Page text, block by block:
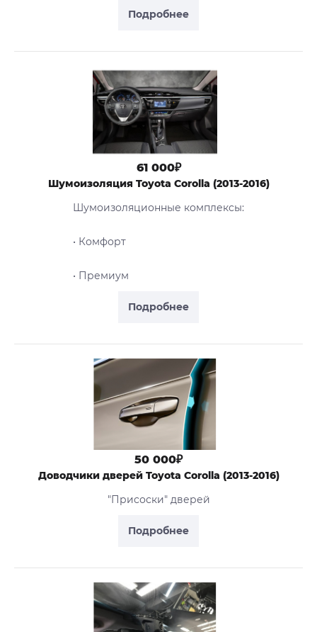
Подробнее
Подробнее
61 000₽
Шумоизоляция Toyota Corolla (2013-2016)
Шумоизоляционные комплексы:
• Комфорт
• Премиум
Подробнее
50 000₽
Доводчики дверей Toyota Corolla (2013-2016)
"Присоски" дверей